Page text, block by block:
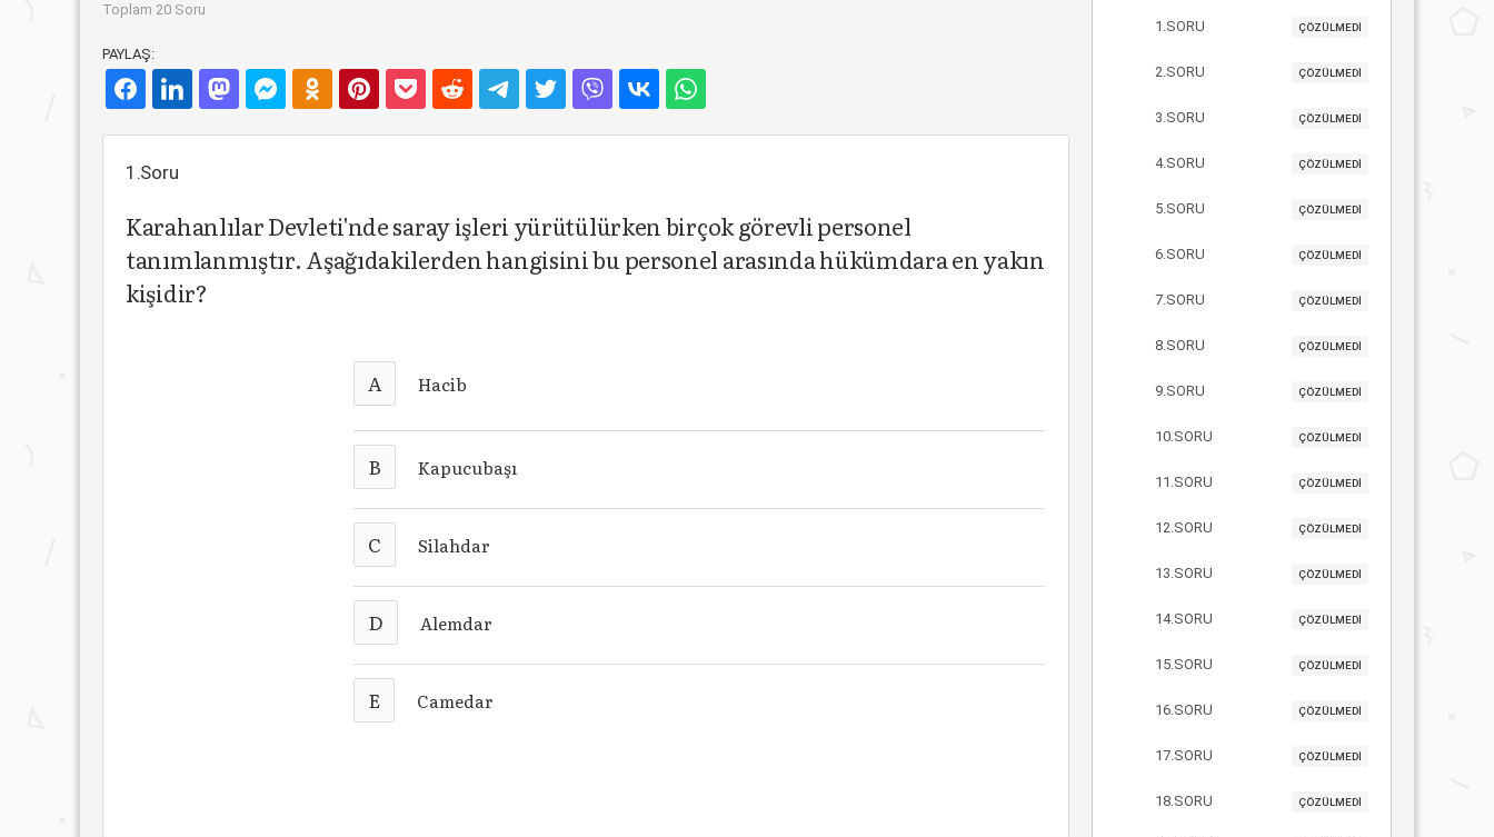
Toplam 20 Soru
PAYLAŞ:
1.Soru
Karahanlılar Devleti'nde saray işleri yürütülürken birçok görevli personel
tanımlanmıştır. Aşağıdakilerden hangisini bu personel arasında hükümdara en yakın
kişidir?
A Hacib
B Kapucubaşı
C Silahdar
D Alemdar
E Camedar
1.SORU ÇÖZÜLMEDİ
2.SORU ÇÖZÜLMEDİ
3.SORU ÇÖZÜLMEDİ
4.SORU ÇÖZÜLMEDİ
5.SORU ÇÖZÜLMEDİ
6.SORU ÇÖZÜLMEDİ
7.SORU ÇÖZÜLMEDİ
8.SORU ÇÖZÜLMEDİ
9.SORU ÇÖZÜLMEDİ
10.SORU ÇÖZÜLMEDİ
11.SORU ÇÖZÜLMEDİ
12.SORU ÇÖZÜLMEDİ
13.SORU ÇÖZÜLMEDİ
14.SORU ÇÖZÜLMEDİ
15.SORU ÇÖZÜLMEDİ
16.SORU ÇÖZÜLMEDİ
17.SORU ÇÖZÜLMEDİ
18.SORU ÇÖZÜLMEDİ